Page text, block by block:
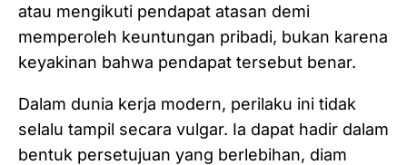
atau mengikuti pendapat atasan demi
memperoleh keuntungan pribadi, bukan karena
keyakinan bahwa pendapat tersebut benar.
Dalam dunia kerja modern, perilaku ini tidak
selalu tampil secara vulgar. Ia dapat hadir dalam
bentuk persetujuan yang berlebihan, diam